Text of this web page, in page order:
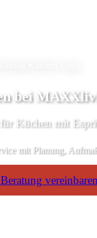
bei
Küchen mit
mit Planung,
vereinbaren